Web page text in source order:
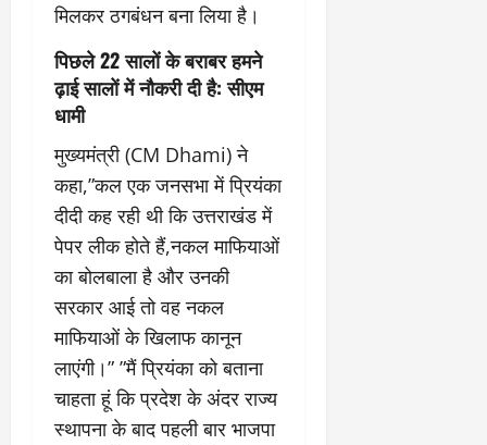
मिलकर ठगबंधन बना लिया है।
पिछले 22 सालों के बराबर हमने
ढ़ाई सालों में नौकरी दी है: सीएम
धामी
मुख्यमंत्री (CM Dhami) ने
कहा,”कल एक जनसभा में प्रियंका
दीदी कह रही थी कि उत्तराखंड में
पेपर लीक होते हैं,नकल माफियाओं
का बोलबाला है और उनकी
सरकार आई तो वह नकल
माफियाओं के खिलाफ कानून
लाएंगी।” ”मैं प्रियंका को बताना
चाहता हूं कि प्रदेश के अंदर राज्य
स्थापना के बाद पहली बार भाजपा